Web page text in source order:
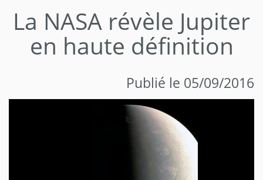
La NASA révèle Jupiter
en haute définition
Publié le 05/09/2016